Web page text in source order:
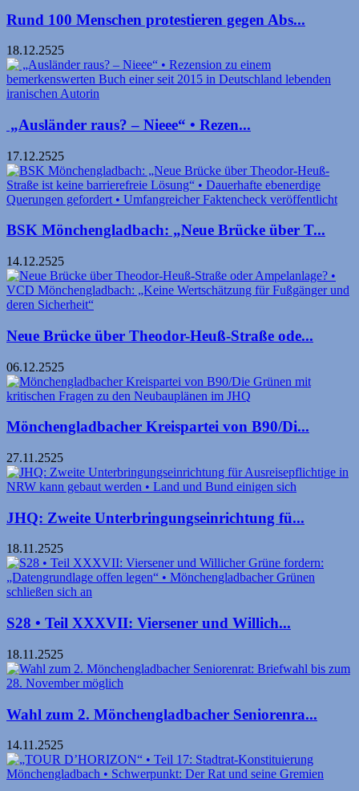
Rund 100 Menschen protestieren gegen Abs...
18.12.2525
„Ausländer raus? – Nieee“ • Rezen...
17.12.2525
BSK Mönchengladbach: „Neue Brücke über T...
14.12.2525
Neue Brücke über Theodor-Heuß-Straße ode...
06.12.2525
Mönchengladbacher Kreispartei von B90/Di...
27.11.2525
JHQ: Zweite Unterbringungseinrichtung fü...
18.11.2525
S28 • Teil XXXVII: Viersener und Willich...
18.11.2525
Wahl zum 2. Mönchengladbacher Seniorenra...
14.11.2525